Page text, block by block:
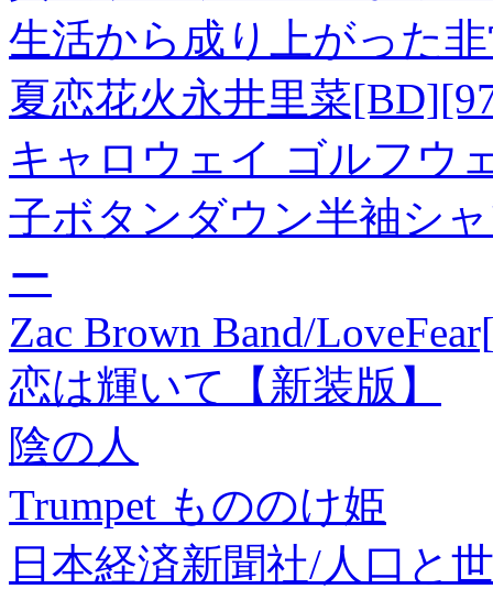
生活から成り上がった
夏恋花火永井里菜
キャロウェイ ゴルフウ
子ボタンダウン半袖シ
ー
Zac Brown Band/
恋は輝いて【新装版】
陰の人
Trumpet もののけ姫
日本経済新聞社/人口と